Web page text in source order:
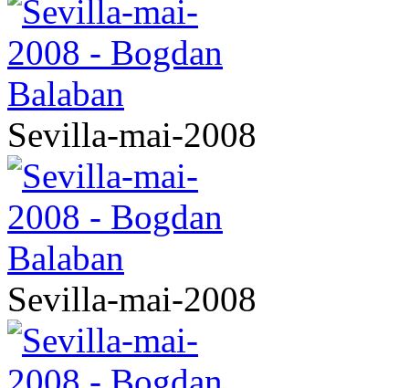
Sevilla-mai-2008
Sevilla-mai-2008